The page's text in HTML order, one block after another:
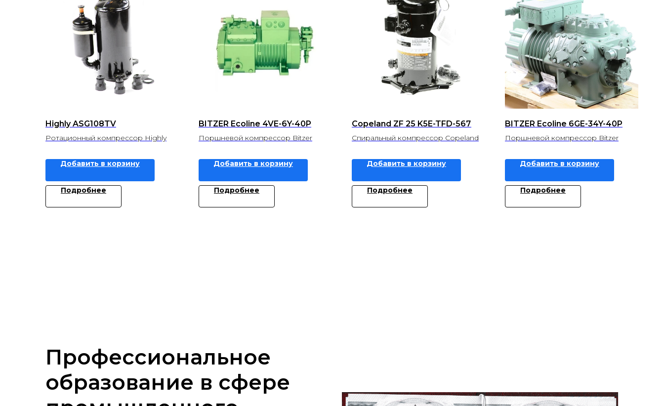
Highly ASG108TV
Ротационный компрессор Highly
Добавить в корзину
Подробнее
BITZER Ecoline 4VE-6Y-40P
Поршневой компрессор Bitzer
Добавить в корзину
Подробнее
Copeland ZF 25 K5E-TFD-567
Спиральный компрессор Copeland
Добавить в корзину
Подробнее
BITZER Ecoline 6GE-34Y-40P
Поршневой компрессор Bitzer
Добавить в корзину
Подробнее
Профессиональное
образование в сфере